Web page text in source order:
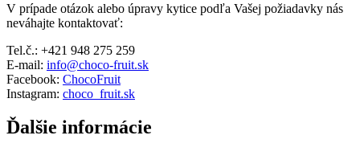
V prípade otázok alebo úpravy kytice podľa Vašej požiadavky nás
neváhajte kontaktovať:
Tel.č.: +421 948 275 259
E-mail: info@choco-fruit.sk
Facebook: ChocoFruit
Instagram: choco_fruit.sk
Ďalšie informácie